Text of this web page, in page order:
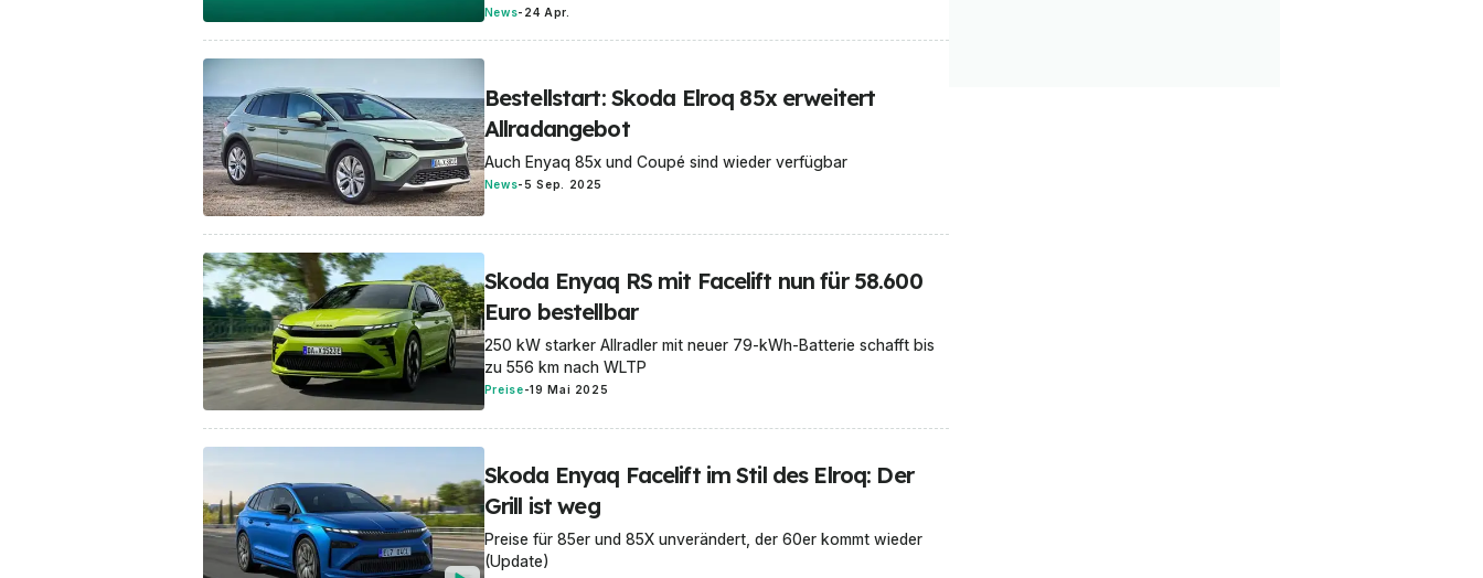
News- 24 Apr.
Bestellstart: Skoda Elroq 85x erweitert
Allradangebot
Auch Enyaq 85x und Coupé sind wieder verfügbar
News-5 Sep. 2025
Skoda Enyaq RS mit Facelift nun für 58.600
Euro bestellbar
250 kW starker Allradler mit neuer 79-kWh-Batterie schafft bis
zu 556 km nach WLTP
Preise-19 Mai 2025
Skoda Enyaq Facelift im Stil des Elroq: Der
Grill ist weg
Preise für 85er und 85X unverändert, der 60er kommt wieder
(Update)